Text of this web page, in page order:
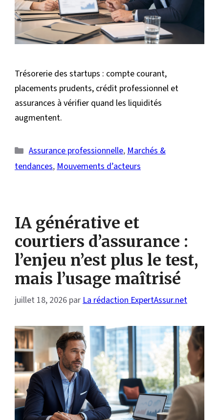
Trésorerie des startups : compte courant,
placements prudents, crédit professionnel et
assurances à vérifier quand les liquidités
augmentent.
Catégories
Assurance professionnelle,Marchés &
tendances,Mouvements d’acteurs
IA générative et
courtiers d’assurance :
l’enjeu n’est plus le test,
mais l’usage maîtrisé
juillet 18, 2026 parLa rédaction ExpertAssur.net